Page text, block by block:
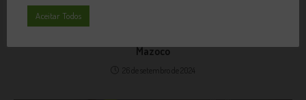
Mazoco
26 de setembro de 2024
Aceitar Todos